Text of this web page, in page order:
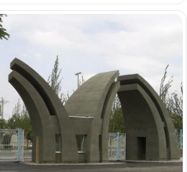
پذیرفته‌شدگان
آزمون
دانشگاه
فردوسی